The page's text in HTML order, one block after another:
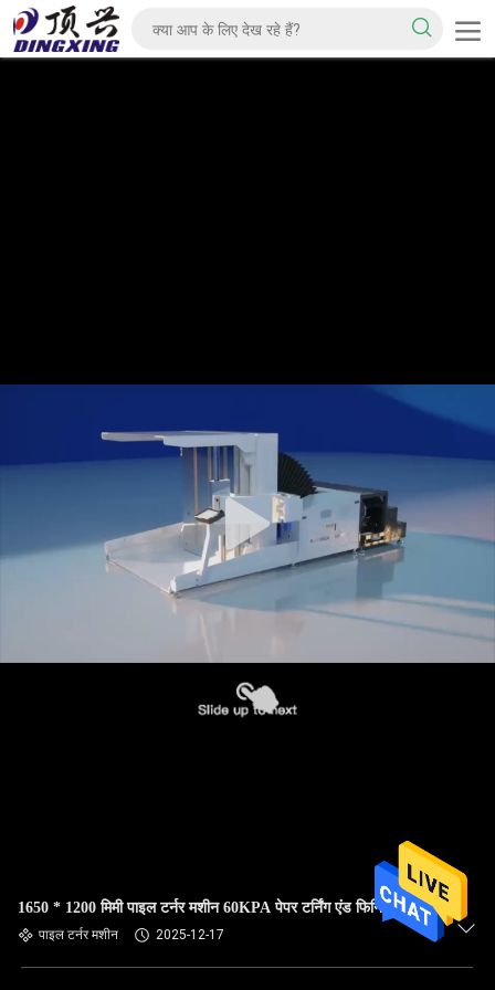
1650 * 1200 मिमी पाइल टर्नर मशीन 60KPA पेपर टर्निंग एंड फिनिशिंग
पाइल टर्नर मशीन 2025-12-17